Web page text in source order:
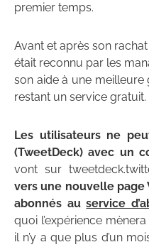
premier temps.
Avant et après son
était reconnu par les
son aide à une
restant un service gratuit.
Les utilisateurs ne
(TweetDeck) avec un
vont sur
vers une nouvelle page
abonnés auservice
quoi l’expérience
il n’y a que plus d’un